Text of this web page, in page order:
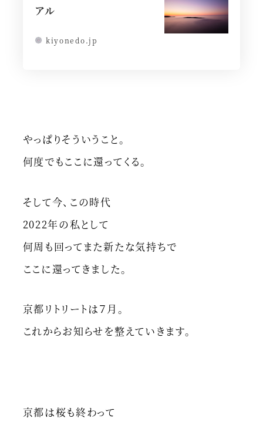
アル
kiyonedo.jp
やっぱりそういうこと。
何度でもここに還ってくる。
そして今、この時代
2022年の私として
何周も回ってまた新たな気持ちで
ここに還ってきました。
京都リトリートは７月。
これからお知らせを整えていきます。
京都は桜も終わって